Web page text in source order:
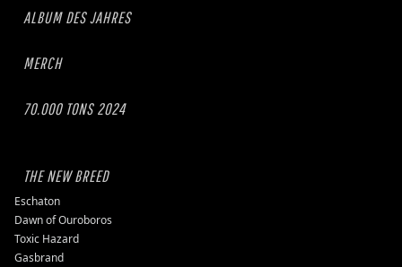
ALBUM DES JAHRES
MERCH
70.000 TONS 2024
THE NEW BREED
Eschaton
Dawn of Ouroboros
Toxic Hazard
Gasbrand